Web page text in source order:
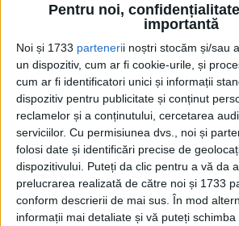
Pentru noi,
importantă
Noi și 1733 partenerii noștri stocăm și/sau
un dispozitiv, cum ar fi cookie-urile, și
cum ar fi identificatori unici și informații
dispozitiv pentru publicitate și conținut
reclamelor și a conținutului, cercetarea
serviciilor. Cu permisiunea dvs., noi și
folosi date și identificări precise de
dispozitivului. Puteți da clic pentru a vă da
prelucrarea realizată de către noi și 1733
conform descrierii de mai sus. În mod
informații mai detaliate și vă puteți
edituradecarte.roși
Ianuarie 2021
Din ultima ediție ...
Regina României
Carol al II-lea și acțiunile
România Mare
Afaceri oneroase care au
modernă: Strousberg și